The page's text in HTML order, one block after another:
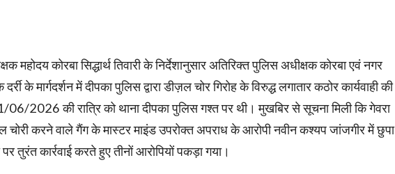
महोदय कोरबा सिद्धार्थ तिवारी के निर्देशानुसार अतिरिक्त पुलिस अधीक्षक कोरबा एवं नगर
के मार्गदर्शन में दीपका पुलिस द्वारा डीज़ल चोर गिरोह के विरुद्ध लगातार कठोर कार्यवाही की
06/2026 की रात्रि को थाना दीपका पुलिस गश्त पर थी। मुखबिर से सूचना मिली कि गेवरा
करने वाले गैंग के मास्टर माइंड उपरोक्त अपराध के आरोपी नवीन कश्यप जांजगीर में छुपा
तुरंत कार्रवाई करते हुए तीनों आरोपियों पकड़ा गया।